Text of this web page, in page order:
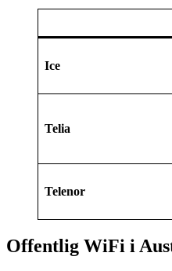
Ice
Telia
Telenor
Offentlig WiFi i